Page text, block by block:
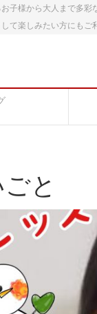
子様から大人まで多
て楽しみたい方にもご
と